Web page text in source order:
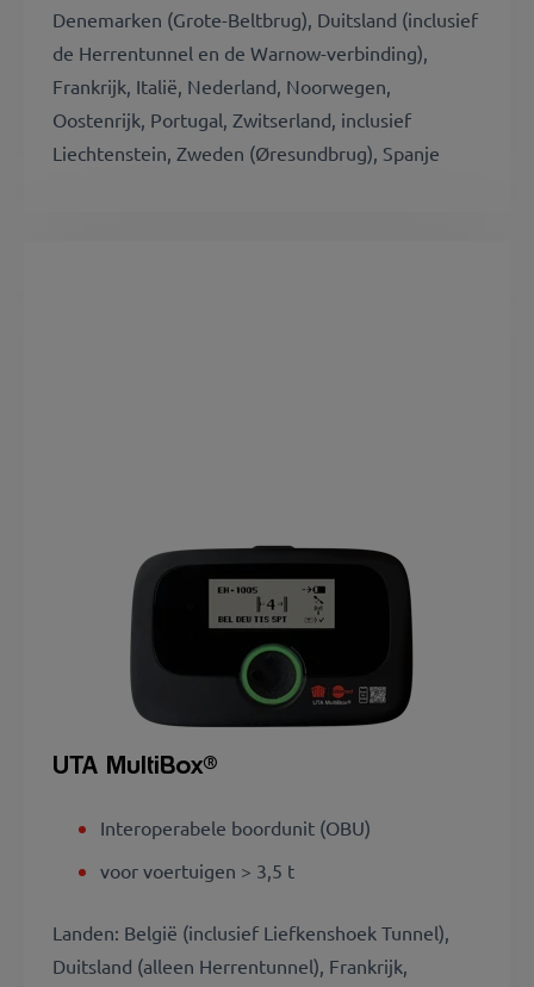
Denemarken (Grote-Beltbrug), Duitsland (inclusief
de Herrentunnel en de Warnow-verbinding),
Frankrijk, Italië, Nederland, Noorwegen,
Oostenrijk, Portugal, Zwitserland, inclusief
Liechtenstein, Zweden (Øresundbrug), Spanje
UTA MultiBox®
Interoperabele boordunit (OBU)
voor voertuigen > 3,5 t
Landen: België (inclusief Liefkenshoek Tunnel),
Duitsland (alleen Herrentunnel), Frankrijk,